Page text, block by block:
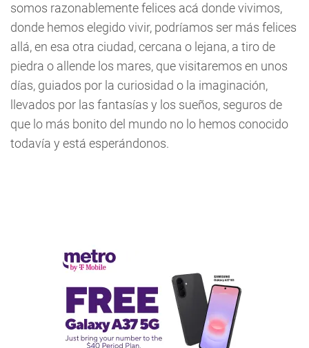
somos razonablemente felices acá donde vivimos,
donde hemos elegido vivir, podríamos ser más felices
allá, en esa otra ciudad, cercana o lejana, a tiro de
piedra o allende los mares, que visitaremos en unos
días, guiados por la curiosidad o la imaginación,
llevados por las fantasías y los sueños, seguros de
que lo más bonito del mundo no lo hemos conocido
todavía y está esperándonos.